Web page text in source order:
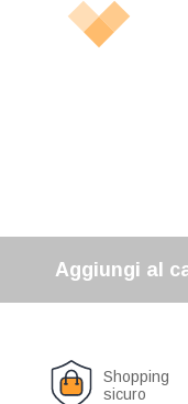
Aggiungi al
Shopping
sicuro